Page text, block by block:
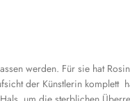
werden. Für sie hat
der Künstlerin